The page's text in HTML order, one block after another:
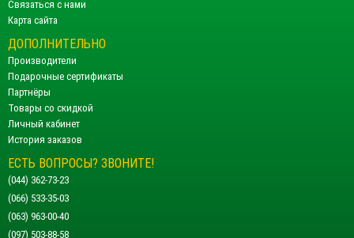
Связаться с нами
Карта сайта
ДОПОЛНИТЕЛЬНО
Производители
Подарочные сертификаты
Партнёры
Товары со скидкой
Личный кабинет
История заказов
ЕСТЬ ВОПРОСЫ? ЗВОНИТЕ!
(044) 362-73-23
(066) 533-35-03
(063) 963-00-40
(097) 503-88-58